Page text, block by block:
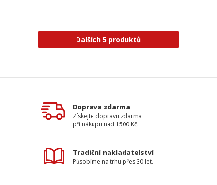
Dalších 5 produktů
Doprava zdarma
Získejte dopravu zdarma
při nákupu nad 1500 Kč.
Tradiční nakladatelství
Působíme na trhu přes 30 let.